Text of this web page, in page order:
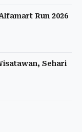
Run 2026
Sehari